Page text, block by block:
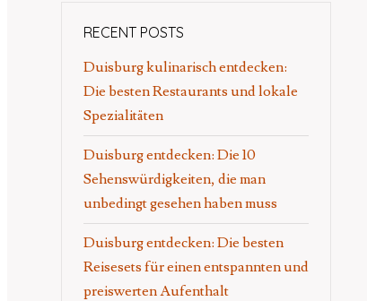
RECENT POSTS
Duisburg kulinarisch entdecken:
Die besten Restaurants und lokale
Spezialitäten
Duisburg entdecken: Die 10
Sehenswürdigkeiten, die man
unbedingt gesehen haben muss
Duisburg entdecken: Die besten
Reisesets für einen entspannten und
preiswerten Aufenthalt